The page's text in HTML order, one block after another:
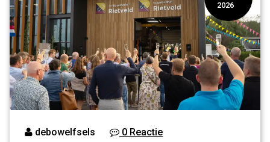
2026
debowelfsels 0 Reactie